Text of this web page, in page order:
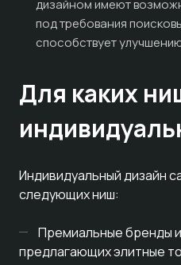
дизайном имеют
под требования
способствует
Для каких
Индивидуальный дизайн
следующих ниш:
Премиальные бренды
предлагающих элитные